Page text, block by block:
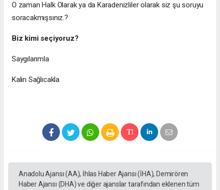
O zaman Halk Olarak ya da Karadenizliler olarak siz şu soruyu
soracakmışsınız.?
Biz kimi seçiyoruz?
Saygılarımla
Kalın Sağlıcakla
Anadolu Ajansı (AA), İhlas Haber Ajansı (İHA), Demirören
Haber Ajansı (DHA) ve diğer ajanslar tarafından eklenen tüm